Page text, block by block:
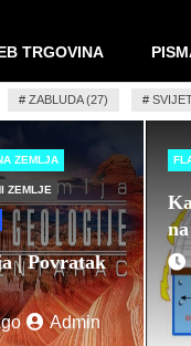
TRGOVINA
# ZABLUDA (27) #
Musk i
Admin
ZEMLJA
ZEMLJE
| Povratak
Admin